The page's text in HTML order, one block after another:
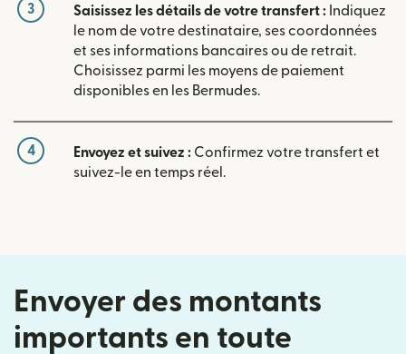
3 Saisissez les détails de votre transfert : Indiquez
le nom de votre destinataire, ses coordonnées
et ses informations bancaires ou de retrait.
Choisissez parmi les moyens de paiement
disponibles en les Bermudes.
4 Envoyez et suivez : Confirmez votre transfert et
suivez-le en temps réel.
Envoyer des montants
importants en toute